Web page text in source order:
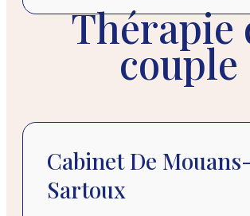
Thérapie
couple
Cabinet De Mouans-
Sartoux